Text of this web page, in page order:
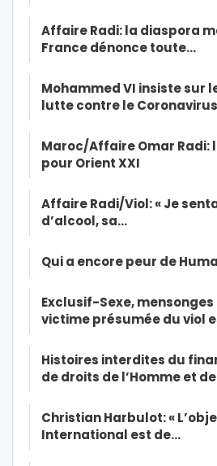
Affaire Radi: la diaspora
France dénonce toute…
Mohammed VI insiste sur
lutte contre le Coronavirus
Maroc/Affaire Omar Radi:
pour Orient XXI
Affaire Radi/Viol: « Je
d’alcool, sa…
Qui a encore peur de
Exclusif-Sexe, mensonges
victime présumée du viol
Histoires interdites du
de droits de l’Homme et
Christian Harbulot: «
International est de…